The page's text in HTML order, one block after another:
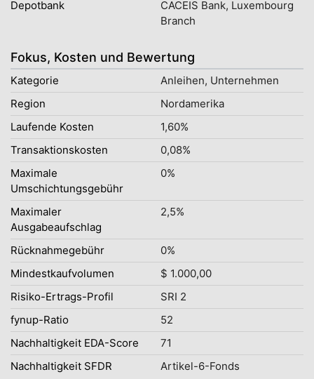
Depotbank
CACEIS Bank, Luxembourg
Branch
Fokus, Kosten und Bewertung
Kategorie
Anleihen, Unternehmen
Region
Nordamerika
Laufende Kosten
1,60%
Transaktionskosten
0,08%
Maximale
Umschichtungsgebühr
0%
Maximaler
Ausgabeaufschlag
2,5%
Rücknahmegebühr
0%
Mindestkaufvolumen
$ 1.000,00
Risiko-Ertrags-Profil
SRI 2
fynup-Ratio
52
Nachhaltigkeit EDA-Score
71
Nachhaltigkeit SFDR
Artikel-6-Fonds